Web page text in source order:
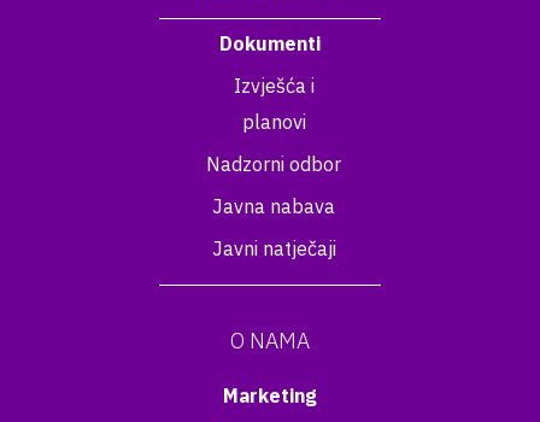
Dokumenti
Izvješća i
planovi
Nadzorni odbor
Javna nabava
Javni natječaji
O NAMA
Marketing